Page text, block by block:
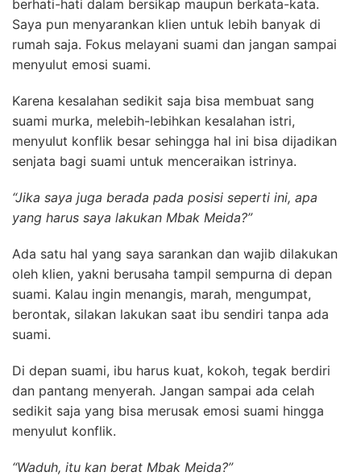
berhati-hati dalam bersikap maupun berkata-kata.
Saya pun menyarankan klien untuk lebih banyak di
rumah saja. Fokus melayani suami dan jangan sampai
menyulut emosi suami.
Karena kesalahan sedikit saja bisa membuat sang
suami murka, melebih-lebihkan kesalahan istri,
menyulut konflik besar sehingga hal ini bisa dijadikan
senjata bagi suami untuk menceraikan istrinya.
“Jika saya juga berada pada posisi seperti ini, apa
yang harus saya lakukan Mbak Meida?”
Ada satu hal yang saya sarankan dan wajib dilakukan
oleh klien, yakni berusaha tampil sempurna di depan
suami. Kalau ingin menangis, marah, mengumpat,
berontak, silakan lakukan saat ibu sendiri tanpa ada
suami.
Di depan suami, ibu harus kuat, kokoh, tegak berdiri
dan pantang menyerah. Jangan sampai ada celah
sedikit saja yang bisa merusak emosi suami hingga
menyulut konflik.
“Waduh, itu kan berat Mbak Meida?”